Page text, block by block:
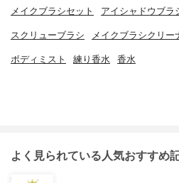
メイクブラシセット アイシャドウブラ
スクリューブラシ メイクブラシクリー
ボディミスト 練り香水 香水
よく見られている人気おすすめ